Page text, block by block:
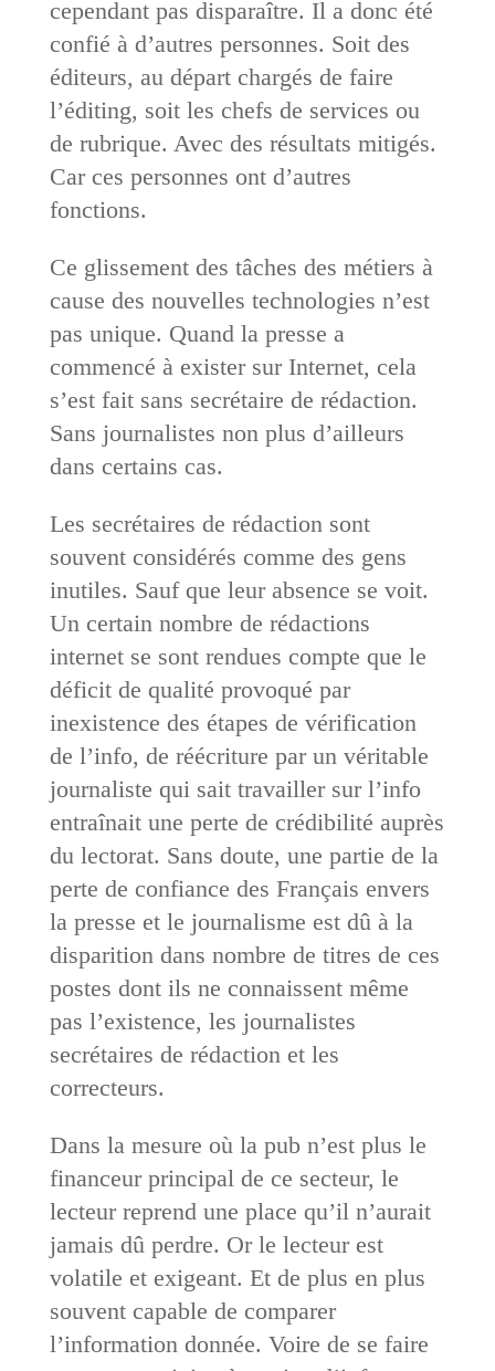
cependant pas disparaître. Il a donc été
confié à d’autres personnes. Soit des
éditeurs, au départ chargés de faire
l’éditing, soit les chefs de services ou
de rubrique. Avec des résultats mitigés.
Car ces personnes ont d’autres
fonctions.
Ce glissement des tâches des métiers à
cause des nouvelles technologies n’est
pas unique. Quand la presse a
commencé à exister sur Internet, cela
s’est fait sans secrétaire de rédaction.
Sans journalistes non plus d’ailleurs
dans certains cas.
Les secrétaires de rédaction sont
souvent considérés comme des gens
inutiles. Sauf que leur absence se voit.
Un certain nombre de rédactions
internet se sont rendues compte que le
déficit de qualité provoqué par
inexistence des étapes de vérification
de l’info, de réécriture par un véritable
journaliste qui sait travailler sur l’info
entraînait une perte de crédibilité auprès
du lectorat. Sans doute, une partie de la
perte de confiance des Français envers
la presse et le journalisme est dû à la
disparition dans nombre de titres de ces
postes dont ils ne connaissent même
pas l’existence, les journalistes
secrétaires de rédaction et les
correcteurs.
Dans la mesure où la pub n’est plus le
financeur principal de ce secteur, le
lecteur reprend une place qu’il n’aurait
jamais dû perdre. Or le lecteur est
volatile et exigeant. Et de plus en plus
souvent capable de comparer
l’information donnée. Voire de se faire